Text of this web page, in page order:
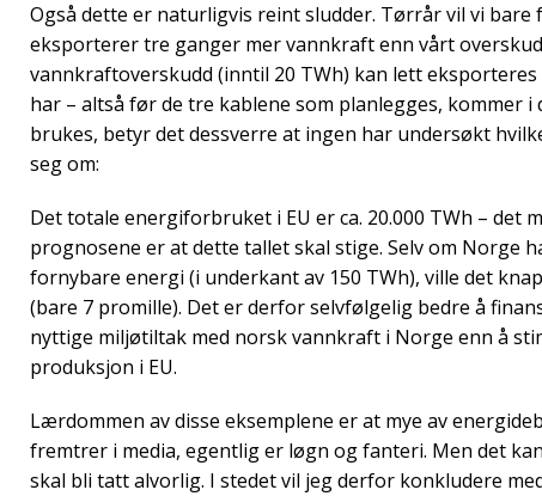
Også dette er naturligvis reint sludder. Tørrår vil vi bare
eksporterer tre ganger mer vannkraft enn vårt
vannkraftoverskudd (inntil 20 TWh) kan lett eksporteres
har – altså før de tre kablene som planlegges, kommer
brukes, betyr det dessverre at ingen har undersøkt
seg om:
Det totale energiforbruket i EU er ca. 20.000 TWh – det
prognosene er at dette tallet skal stige. Selv om Norge
fornybare energi (i underkant av 150 TWh), ville det
(bare 7 promille). Det er derfor selvfølgelig bedre å
nyttige miljøtiltak med norsk vannkraft i Norge enn å
produksjon i EU.
Lærdommen av disse eksemplene er at mye av
fremtrer i media, egentlig er løgn og fanteri. Men det
skal bli tatt alvorlig. I stedet vil jeg derfor konkludere